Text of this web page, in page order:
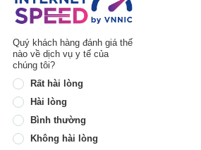
Quý khách hàng đánh giá thế
nào về dịch vụ y tế của
chúng tôi?
Rất hài lòng
Hài lòng
Bình thường
Không hài lòng